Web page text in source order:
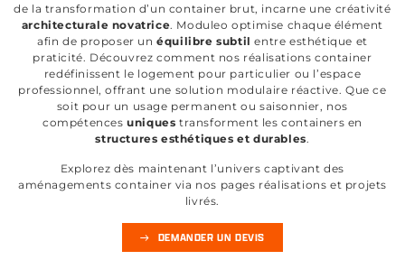
de la transformation d’un container brut, incarne une créativité
architecturale novatrice. Moduleo optimise chaque élément
afin de proposer unéquilibre subtil entre esthétique et
praticité. Découvrez comment nos réalisations container
redéfinissent le logement pour particulier ou l’espace
professionnel, offrant une solution modulaire réactive. Que ce
soit pour un usage permanent ou saisonnier, nos
compétences uniques transforment les containers en
structures esthétiques et durables.
Explorez dès maintenant l’univers captivant des
aménagements container via nos pages réalisations et projets
livrés.
DEMANDER UN DEVIS